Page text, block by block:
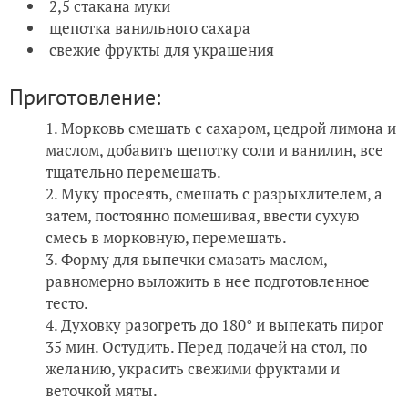
2,5 стакана муки
щепотка ванильного сахара
свежие фрукты для украшения
Приготовление:
Морковь смешать с сахаром, цедрой лимона и
маслом, добавить щепотку соли и ванилин, все
тщательно перемешать.
Муку просеять, смешать с разрыхлителем, а
затем, постоянно помешивая, ввести сухую
смесь в морковную, перемешать.
Форму для выпечки смазать маслом,
равномерно выложить в нее подготовленное
тесто.
Духовку разогреть до 180° и выпекать пирог
35 мин. Остудить. Перед подачей на стол, по
желанию, украсить свежими фруктами и
веточкой мяты.